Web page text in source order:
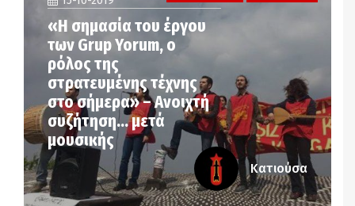
«Η σημασία του έργου
των Grup Yorum, ο
ρόλος της
στρατευμένης τέχνης
στο σήμερα» – Ανοιχτή
συζήτηση… μετά
μουσικής
Κατιούσα